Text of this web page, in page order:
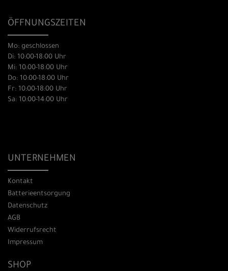
ÖFFNUNGSZEITEN
Mo: geschlossen
Di: 10:00-18:00 Uhr
Mi: 10:00-18:00 Uhr
Do: 10:00-18:00 Uhr
Fr: 10:00-18:00 Uhr
Sa: 10:00-14:00 Uhr
UNTERNEHMEN
Kontakt
Batterieentsorgung
Datenschutz
AGB
Widerrufsrecht
Impressum
SHOP